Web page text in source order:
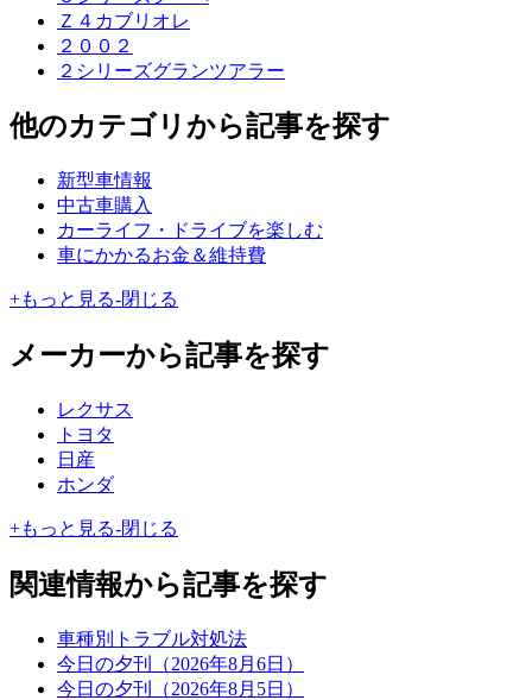
Ｚ４カブリオレ
２００２
２シリーズグランツアラー
他のカテゴリから記事を探す
新型車情報
中古車購入
カーライフ・ドライブを楽しむ
車にかかるお金＆維持費
+もっと見る-閉じる
メーカーから記事を探す
レクサス
トヨタ
日産
ホンダ
+もっと見る-閉じる
関連情報から記事を探す
車種別トラブル対処法
今日の夕刊（2026年8月6日）
今日の夕刊（2026年8月5日）